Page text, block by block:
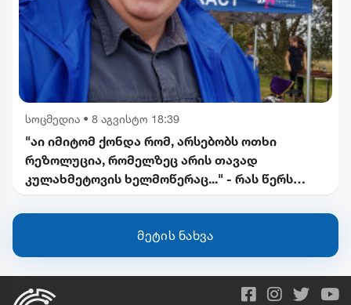
სოცმედია • 8 აგვისტო 18:39
"აი იმიტომ ქონდა რომ, არსებობს ოთხი
რეზოლუცია, რომელზეც არის თავად
კულახმეტოვის ხელმოწერაც..." - რას წერს
მეტის ნახვა